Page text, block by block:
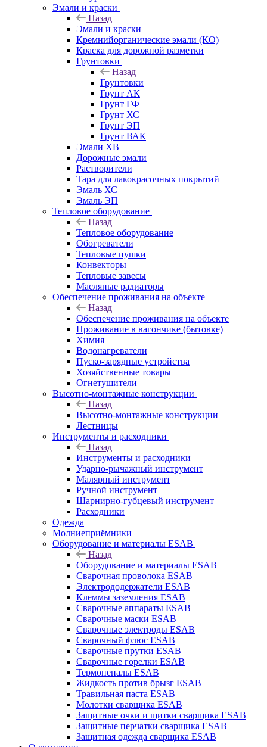
Эмали и краски
Назад
Эмали и краски
Кремнийорганические эмали (КО)
Краска для дорожной разметки
Грунтовки
Назад
Грунтовки
Грунт АК
Грунт ГФ
Грунт ХС
Грунт ЭП
Грунт ВАК
Эмали ХВ
Дорожные эмали
Растворители
Тара для лакокрасочных покрытий
Эмаль ХС
Эмаль ЭП
Тепловое оборудование
Назад
Тепловое оборудование
Обогреватели
Тепловые пушки
Конвекторы
Тепловые завесы
Масляные радиаторы
Обеспечение проживания на объекте
Назад
Обеспечение проживания на объекте
Проживание в вагончике (бытовке)
Химия
Водонагреватели
Пуско-зарядные устройства
Хозяйственные товары
Огнетушители
Высотно-монтажные конструкции
Назад
Высотно-монтажные конструкции
Лестницы
Инструменты и расходники
Назад
Инструменты и расходники
Ударно-рычажный инструмент
Малярный инструмент
Ручной инструмент
Шарнирно-губцевый инструмент
Расходники
Одежда
Молниеприёмники
Оборудование и материалы ESAB
Назад
Оборудование и материалы ESAB
Сварочная проволока ESAB
Электрододержатели ESAB
Клеммы заземления ESAB
Сварочные аппараты ESAB
Сварочные маски ESAB
Сварочные электроды ESAB
Сварочный флюс ESAB
Сварочные прутки ESAB
Сварочные горелки ESAB
Термопеналы ESAB
Жидкость против брызг ESAB
Травильная паста ESAB
Молотки сварщика ESAB
Защитные очки и щитки сварщика ESAB
Защитные перчатки сварщика ESAB
Защитная одежда сварщика ESAB